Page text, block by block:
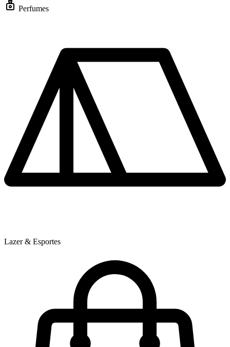
Perfumes
Lazer & Esportes